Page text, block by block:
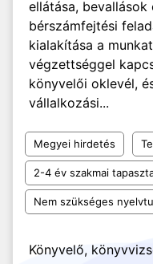
ellátása, bevallások
bérszámfejtési
kialakítása a
végzettséggel
könyvelői oklevél,
vállalkozási...
Megyei hirdetés
2-4 év szakmai
Nem szükséges
Könyvelő,